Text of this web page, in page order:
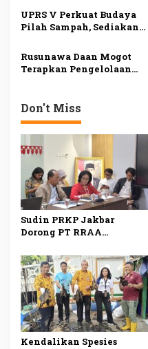
UPRS V Perkuat Budaya
Pilah Sampah, Sediakan
Dukung Lingkungan
Bersih
Rusunawa Daan Mogot
Terapkan Pengelolaan
Rumah
Don't Miss
Sudin PRKP Jakbar
Dorong PT RRAA
Citypark, Sanksi
Administratif Bisa
Diberikan
Kendalikan Spesies